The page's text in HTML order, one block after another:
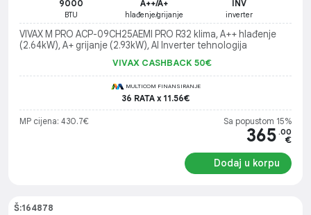
9000
BTU
A++/A+
hlađenje/grijanje
INV
inverter
VIVAX M PRO ACP-09CH25AEMI PRO R32 klima, A++ hlađenje
(2.64kW), A+ grijanje (2.93kW), AI Inverter tehnologija
VIVAX CASHBACK 50€
MULTICOM FINANSIRANJE
36 RATA x 11.56€
MP cijena: 430.7€ Sa popustom 15%
365 .00
€
Dodaj u korpu
Š:164878